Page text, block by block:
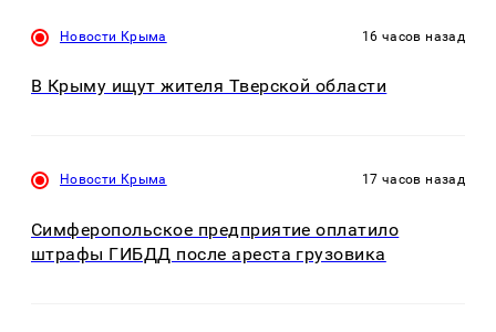
Новости Крыма 16 часов назад
В Крыму ищут жителя Тверской области
Новости Крыма 17 часов назад
Симферопольское предприятие оплатило
штрафы ГИБДД после ареста грузовика